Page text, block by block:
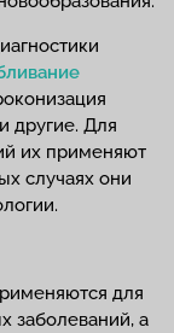
другие. Для
их применяют
случаях они
для
заболеваний, а